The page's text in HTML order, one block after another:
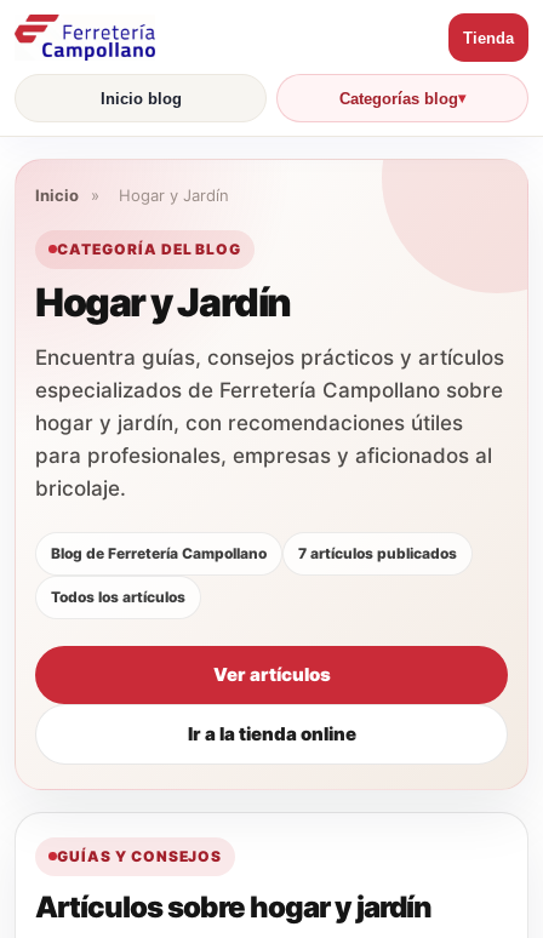
Inicio blog Categorías blog
Tienda
Inicio » Hogar y Jardín
CATEGORÍA DEL BLOG
Hogar y Jardín
Encuentra guías, consejos prácticos y artículos
especializados de Ferretería Campollano sobre
hogar y jardín, con recomendaciones útiles
para profesionales, empresas y aficionados al
bricolaje.
Blog de Ferretería Campollano 7 artículos publicados
Todos los artículos
Ver artículos
Ir a la tienda online
GUÍAS Y CONSEJOS
Artículos sobre hogar y jardín